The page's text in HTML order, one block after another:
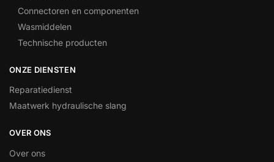
Connectoren en componenten
Wasmiddelen
Technische producten
ONZE DIENSTEN
Reparatiedienst
Maatwerk hydraulische slang
OVER ONS
Over ons